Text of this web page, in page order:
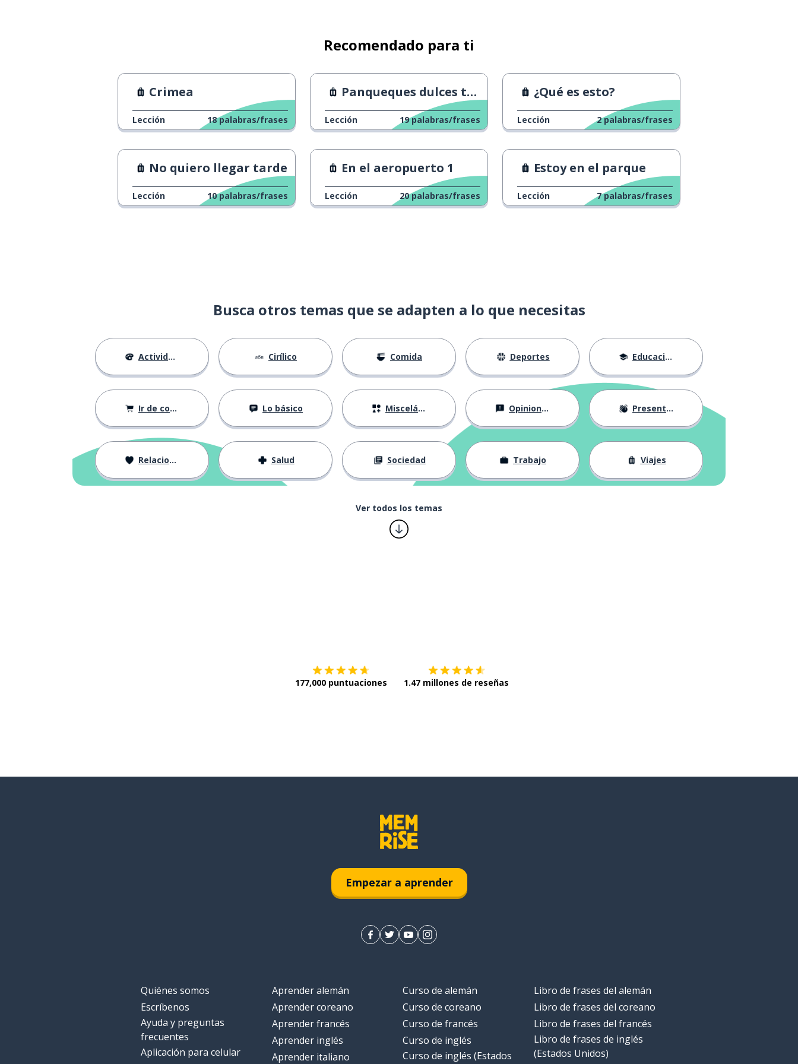
Recomendado para ti
Crimea
Lección 18 palabras/frases
Panqueques dulces tailandeses
Lección 19 palabras/frases
¿Qué es esto?
Lección 2 palabras/frases
No quiero llegar tarde
Lección 10 palabras/frases
En el aeropuerto 1
Lección 20 palabras/frases
Estoy en el parque
Lección 7 palabras/frases
Busca otros temas que se adapten a lo que necesitas
Actividades Cirílico Comida Deportes Educación
Ir de compras Lo básico Misceláneo Opiniones Presentándose
Relaciones Salud Sociedad Trabajo Viajes
Ver todos los temas
177,000 puntuaciones 1.47 millones de reseñas
Empezar a aprender
Quiénes somos
Escríbenos
Ayuda y preguntas
frecuentes
Aplicación para celular
Aprender alemán
Aprender coreano
Aprender francés
Aprender inglés
Aprender italiano
Curso de alemán
Curso de coreano
Curso de francés
Curso de inglés
Curso de inglés (Estados
Libro de frases del alemán
Libro de frases del coreano
Libro de frases del francés
Libro de frases de inglés
(Estados Unidos)